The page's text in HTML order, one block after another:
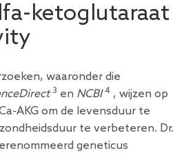
ketoglutaraat
waaronder die
3 en NCBI 4 , wijzen op
AKG om de levensduur te
te verbeteren. Dr.
geneticus